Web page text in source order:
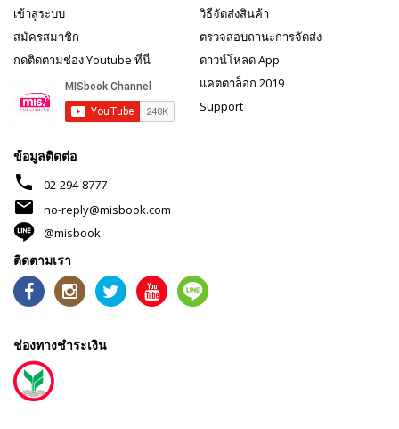
เข้าสู่ระบบ
สมัครสมาชิก
กดติดตามช่อง Youtube ที่นี่
วิธีจัดส่งสินค้า
ตรวจสอบถานะการจัดส่ง
ดาวน์โหลด App
แคตตาล็อก 2019
Support
ข้อมูลติดต่อ
phone 02-294-8777
mail
no-reply@misbook.com
@misbook
ติดตามเรา
ช่องทางชำระเงิน